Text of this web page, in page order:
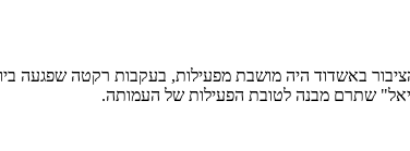
שתרם מבנה לטובת הפעילות של העמותה.